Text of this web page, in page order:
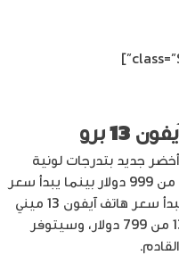
جديد بتدرجات لونية
مختلفة. يشار إلى أن سعر آيفون 13 برو من 999 دولار بينما يبدأ سعر
آيفون 13 برو ماكس من 1099 دولار، ويبدأ سعر هاتف آيفون 13 ميني
من 699 دولار ويبدأ سعر هاتف آيفون 13 من 799 دولار، وسيتوفر